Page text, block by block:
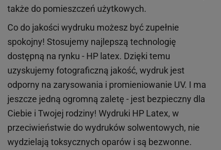
także do pomieszczeń użytkowych.
Co do jakości wydruku możesz być zupełnie
spokojny! Stosujemy najlepszą technologię
dostępną na rynku - HP latex. Dzięki temu
uzyskujemy fotograficzną jakość, wydruk jest
odporny na zarysowania i promieniowanie UV. I ma
jeszcze jedną ogromną zaletę - jest bezpieczny dla
Ciebie i Twojej rodziny! Wydruki HP Latex, w
przeciwieństwie do wydruków solwentowych, nie
wydzielają toksycznych oparów i są bezwonne.